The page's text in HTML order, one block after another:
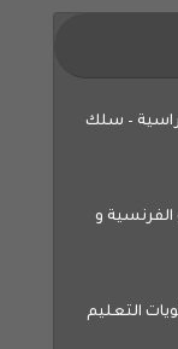
– سلك
الفرنسية و
التعليم